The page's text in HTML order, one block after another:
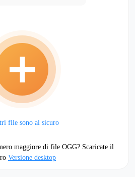
file sono al sicuro
maggiore di file OGG? Scaricate il
Versione desktop